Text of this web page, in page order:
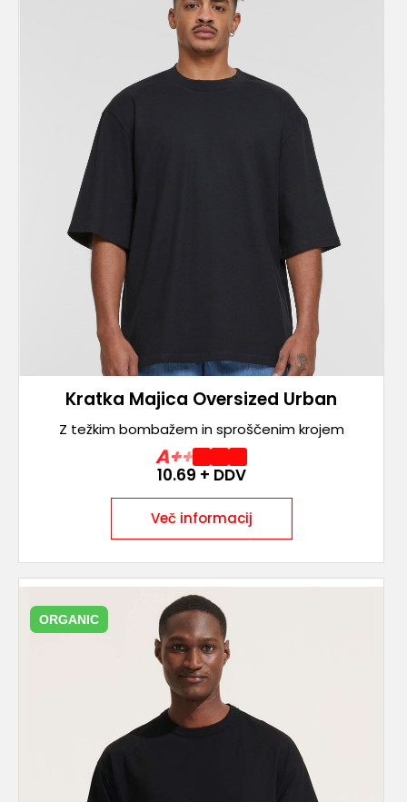
Kratka Majica Oversized Urban
Z težkim bombažem in sproščenim krojem
A++
10.69 + DDV
Več informacij
ORGANIC